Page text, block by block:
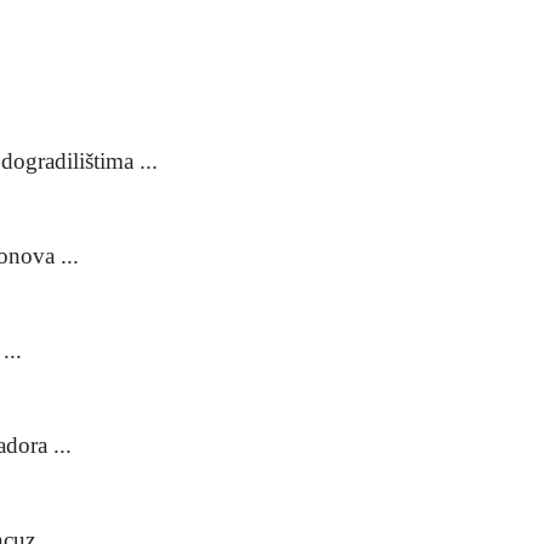
...
...
...